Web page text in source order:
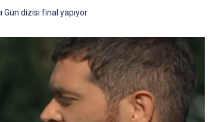
Gün dizisi final yapıyor